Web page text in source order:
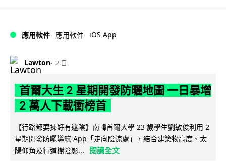
應用軟件 應用軟件 iOS App
Lawton 2 日
首爾大生 2 星期開發防曬地圖 一日暴增
2 萬人下載衝榜首
【行路都要揀好有遮陰】南韓首爾大學 23 歲學生劉敏俊利用 2
星期開發防曬導航 App「走向陰涼處」，結合建築物高度、太
陽仰角及行道樹陰影...
閱讀全文